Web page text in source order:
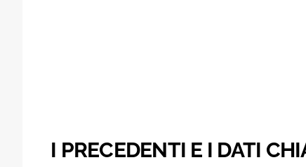
I PRECEDENTI E I DATI